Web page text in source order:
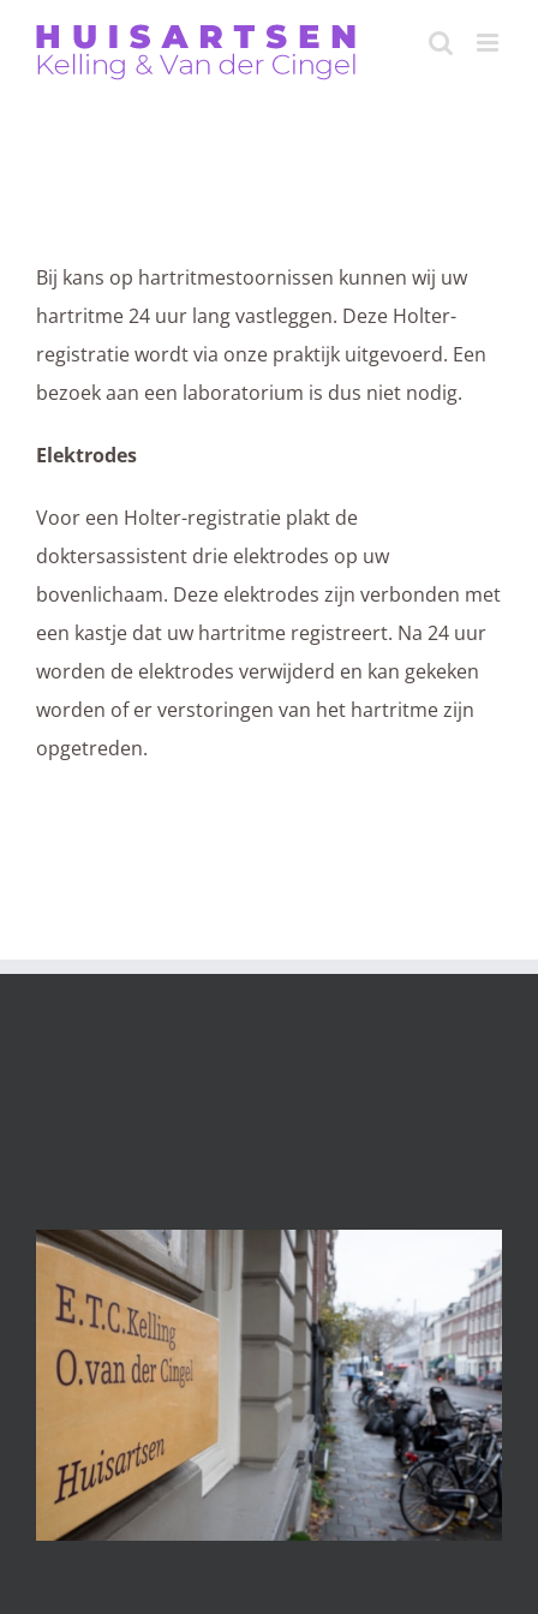
Bij kans op hartritmestoornissen kunnen wij uw
hartritme 24 uur lang vastleggen. Deze Holter-
registratie wordt via onze praktijk uitgevoerd. Een
bezoek aan een laboratorium is dus niet nodig.
Elektrodes
Voor een Holter-registratie plakt de
doktersassistent drie elektrodes op uw
bovenlichaam. Deze elektrodes zijn verbonden met
een kastje dat uw hartritme registreert. Na 24 uur
worden de elektrodes verwijderd en kan gekeken
worden of er verstoringen van het hartritme zijn
opgetreden.